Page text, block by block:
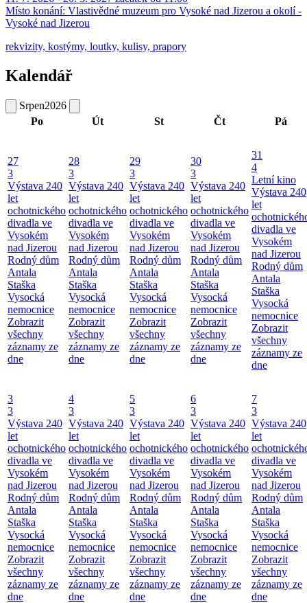
Místo konání: Vlastivědné muzeum pro Vysoké nad Jizerou a okolí -
Vysoké nad Jizerou
rekvizity, kostýmy, loutky, kulisy, prapory
Kalendář
Srpen2026
Po
Út St Čt Pá
27
3
Výstava 240
let
ochotnického
divadla ve
Vysokém
nad Jizerou
Rodný dům
Antala
Staška
Vysocká
nemocnice
Zobrazit
všechny
záznamy ze
dne
28
3
Výstava 240
let
ochotnického
divadla ve
Vysokém
nad Jizerou
Rodný dům
Antala
Staška
Vysocká
nemocnice
Zobrazit
všechny
záznamy ze
dne
29
3
Výstava 240
let
ochotnického
divadla ve
Vysokém
nad Jizerou
Rodný dům
Antala
Staška
Vysocká
nemocnice
Zobrazit
všechny
záznamy ze
dne
30
3
Výstava 240
let
ochotnického
divadla ve
Vysokém
nad Jizerou
Rodný dům
Antala
Staška
Vysocká
nemocnice
Zobrazit
všechny
záznamy ze
dne
31
4
Letní kino
Výstava 240
let
divadla ve
Vysokém
nad Jizerou
Rodný dům
Antala
Staška
Vysocká
nemocnice
Zobrazit
všechny
záznamy ze
dne
3
3
Výstava 240
let
ochotnického
divadla ve
Vysokém
nad Jizerou
Rodný dům
Antala
Staška
Vysocká
nemocnice
Zobrazit
všechny
záznamy ze
dne
4
3
Výstava 240
let
ochotnického
divadla ve
Vysokém
nad Jizerou
Rodný dům
Antala
Staška
Vysocká
nemocnice
Zobrazit
všechny
záznamy ze
dne
5
3
Výstava 240
let
ochotnického
divadla ve
Vysokém
nad Jizerou
Rodný dům
Antala
Staška
Vysocká
nemocnice
Zobrazit
všechny
záznamy ze
dne
6
3
Výstava 240
let
ochotnického
divadla ve
Vysokém
nad Jizerou
Rodný dům
Antala
Staška
Vysocká
nemocnice
Zobrazit
všechny
záznamy ze
dne
7
3
Výstava 240
let
divadla ve
Vysokém
nad Jizerou
Rodný dům
Antala
Staška
Vysocká
nemocnice
Zobrazit
všechny
záznamy ze
dne